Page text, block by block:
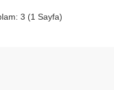
3 (1 Sayfa)